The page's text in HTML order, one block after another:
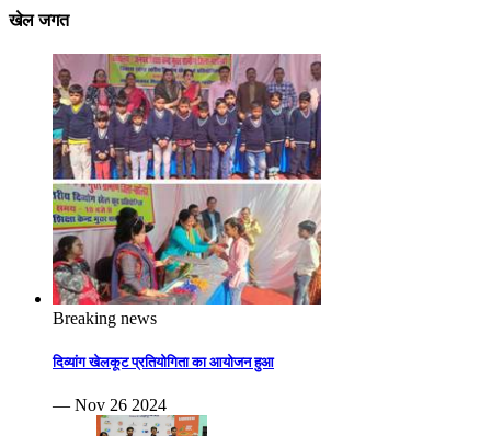
खेल जगत
Breaking news
दिव्यांग खेलकूट प्रतियोगिता का आयोजन हुआ
— Nov 26 2024